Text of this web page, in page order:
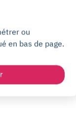
ou
en bas de page.